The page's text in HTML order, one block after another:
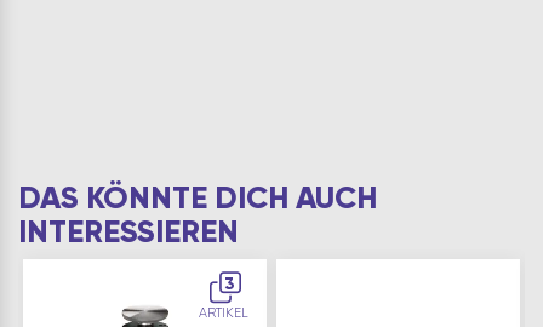
DAS KÖNNTE DICH AUCH
INTERESSIEREN
3
ARTIKEL